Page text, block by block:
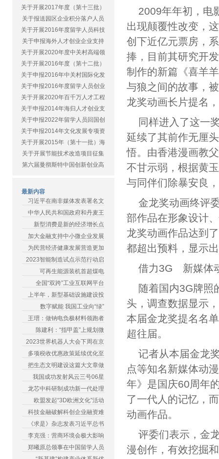
关于开展2017年度（第十三批）
关于报送园区企业积分落户人员
关于开展2016年度留学人员科技
关于申报海外人才创业企业支持
关于开展2020年度中关村高端领
关于开展2016年度（第十二批）
关于申报2016年中关村国际化发
关于申报2016年度留学人员创业
关于开展2020年百千万人才工程
关于申报2014年海归人才创业支
关于申报2022年留学人员回国创
关于申报2014年文化发展专项资
关于开展2015年（第十一批）海
关于开展节能技术改造项目征集
第六届曼彻斯特中国创新创业高
最新内容
习近平在南非媒体发表署名文
中华人民共和国政府和丹麦王
新型消费是新的经济增长点
加大金融支持中小微企业发展
为民营经济健康发展营造更加
2023智能制造试点示范行动启
可再生能源装机首超煤电
全国“双跨”工业互联网平台
上半年，新型基础设施建设投
数字赋能 我国工业向“绿”
王瑨：做钠电负极材料领跑者
陈建利：“指甲盖”上规划微
2023世界机器人大会下周在京
多项税收优惠政策延续优化至
把生态文明建设这篇大文章做
我国成功发射风云三号06星
龙芯中科研制成功新一代处理
欧盟发起“3D欧洲文化”活动
科技金融破解科创企业融资难
《求是》杂志发表习近平总书
李克强：营商环境会极大影响
郑曦原总领事在中国留学人员
2009年年初，电
出现颠覆性改变，
创下近亿元票房，
捧，目前其研究开
制作的新篇《喜羊
与狼之间的故事，
龙奖动画长片提名
同样进入了这一
延续了其前作无厘
悟。由香港漫画教
不甘示弱，根据黄
与同伴们除暴安良
金龙奖动画终评
部作品在形象设计
龙奖动画作品达到
都超出预料，显示
借力3G 新媒体
随着国内3G牌照
头，调查数据显示
本届金龙奖提名名
超往届。
记者从本届金龙
点等知名新媒体动
年》是国庆60周年
了一代人的记忆，
动画作品。
评委们表示，金
漫创作，有效挖掘